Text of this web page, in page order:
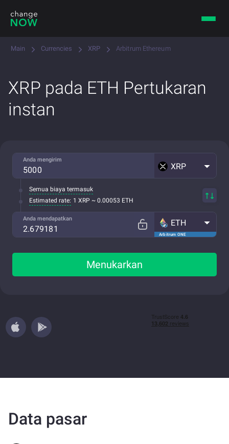
Main Currencies XRP Arbitrum Ethereum
XRP pada ETH Pertukaran
instan
Anda mengirim
XRP
Semua biaya termasuk
Estimated rate: 1 XRP ~ 0.00053 ETH
Anda mendapatkan
Arbitrum ONE
ETH
Menukarkan
Data pasar